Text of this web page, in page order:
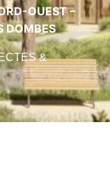
OUEST –
DOMBES
&